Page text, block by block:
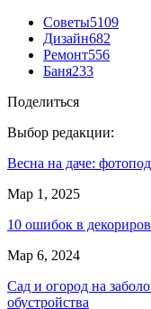
Советы5109
Дизайн682
Ремонт556
Баня233
Поделиться
Выбор редакции:
Весна на даче:
Мар 1, 2025
10 ошибок в
Мар 6, 2024
Сад и огород на
обустройства